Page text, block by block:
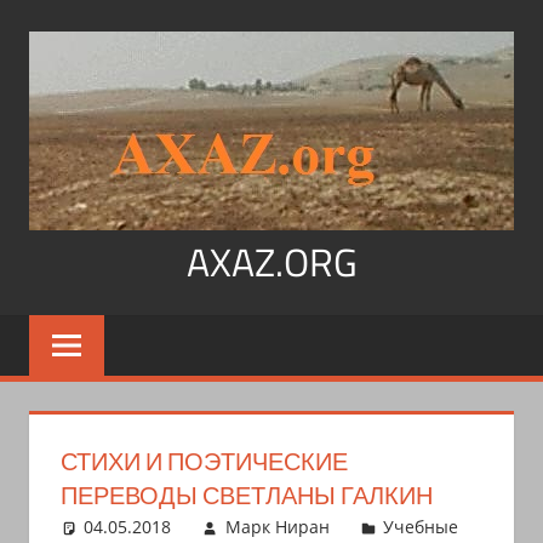
содержимому
AXAZ.ORG
Арабский
язык,
арамейский.
читать
арабском,
СТИХИ И ПОЭТИЧЕСКИЕ
ПЕРЕВОДЫ СВЕТЛАНЫ ГАЛКИН
04.05.2018 Марк Ниран
Учебные